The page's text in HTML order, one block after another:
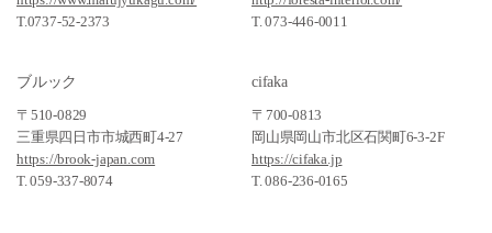
T.0737-52-2373
T. 073-446-0011
ブルック
〒510-0829
三重県四日市市城西町4-27
https://brook-japan.com
T. 059-337-8074
cifaka
〒700-0813
岡山県岡山市北区石関町6-3-2F
https://cifaka.jp
T. 086-236-0165